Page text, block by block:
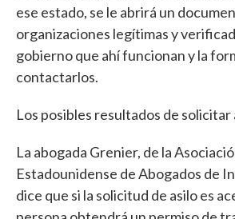
ese estado, se le abrirá un
organizaciones legítimas y
gobierno que ahí funcionan y la
contactarlos.
Los posibles resultados de solicitar
La abogada Grenier, de la
Estadounidense de Abogados de
dice que si la solicitud de asilo es